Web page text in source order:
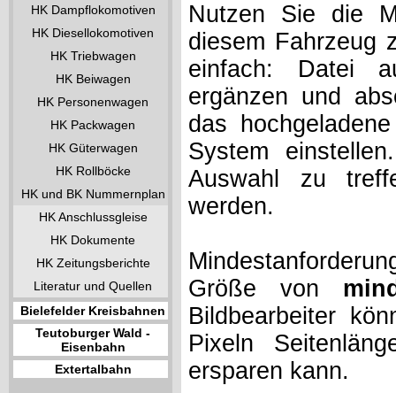
HK Dampflokomotiven
HK Diesellokomotiven
HK Triebwagen
HK Beiwagen
HK Personenwagen
HK Packwagen
HK Güterwagen
HK Rollböcke
HK und BK Nummernplan
HK Anschlussgleise
HK Dokumente
HK Zeitungsberichte
Literatur und Quellen
Bielefelder Kreisbahnen
Teutoburger Wald -
Eisenbahn
Extertalbahn
Nutzen Sie die
diesem Fahrzeug
einfach: Datei
ergänzen und
das
System
Auswahl zu
werden.
Größe von
Bildbearbeiter
Pixeln
ersparen kann.